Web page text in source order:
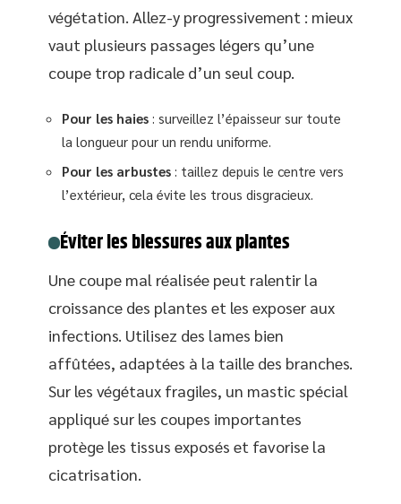
végétation. Allez-y progressivement : mieux
vaut plusieurs passages légers qu’une
coupe trop radicale d’un seul coup.
Pour les haies : surveillez l’épaisseur sur toute
la longueur pour un rendu uniforme.
Pour les arbustes : taillez depuis le centre vers
l’extérieur, cela évite les trous disgracieux.
Éviter les blessures aux plantes
Une coupe mal réalisée peut ralentir la
croissance des plantes et les exposer aux
infections. Utilisez des lames bien
affûtées, adaptées à la taille des branches.
Sur les végétaux fragiles, un mastic spécial
appliqué sur les coupes importantes
protège les tissus exposés et favorise la
cicatrisation.